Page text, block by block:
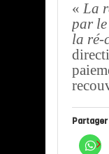
« La
par
la ré-
Partager